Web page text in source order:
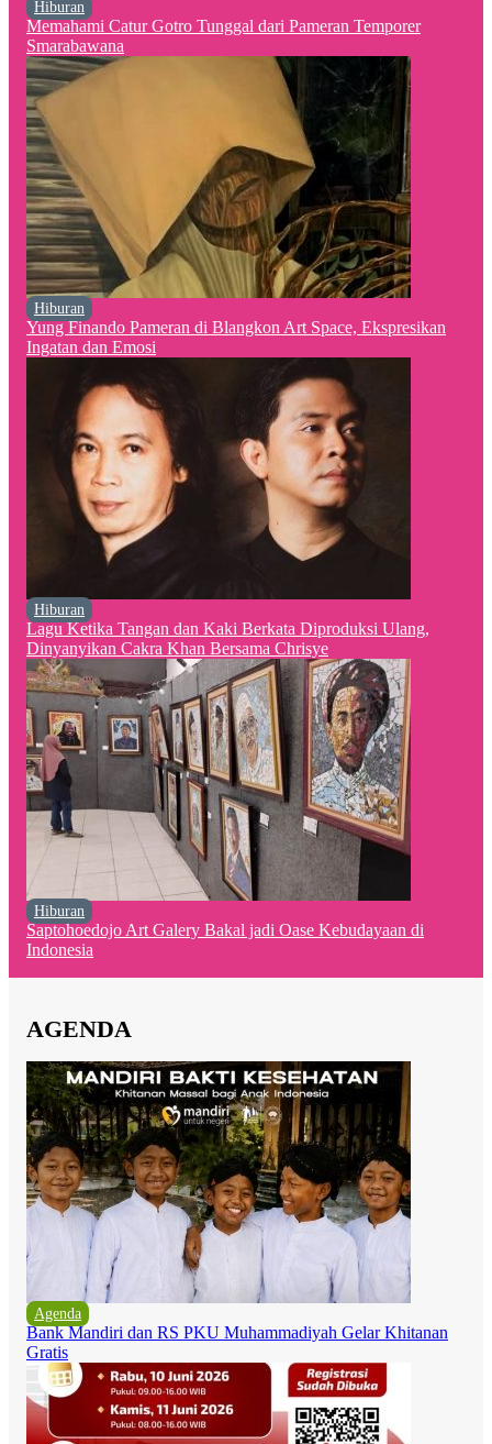
Hiburan
Memahami Catur Gotro Tunggal dari Pameran Temporer
Smarabawana
Hiburan
Yung Finando Pameran di Blangkon Art Space, Ekspresikan
Ingatan dan Emosi
Hiburan
Lagu Ketika Tangan dan Kaki Berkata Diproduksi Ulang,
Dinyanyikan Cakra Khan Bersama Chrisye
Hiburan
Saptohoedojo Art Galery Bakal jadi Oase Kebudayaan di
Indonesia
AGENDA
Agenda
Bank Mandiri dan RS PKU Muhammadiyah Gelar Khitanan
Gratis